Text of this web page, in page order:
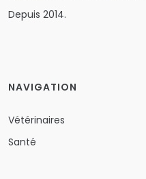
Depuis 2014.
NAVIGATION
Vétérinaires
Santé